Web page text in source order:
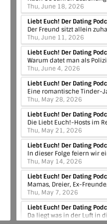
Thu, June 18, 2026
Thu, June 11, 2026
Thu, June 4, 2026
Thu, May 28, 2026
Thu, May 21, 2026
Thu, May 14, 2026
Thu, May 7, 2026